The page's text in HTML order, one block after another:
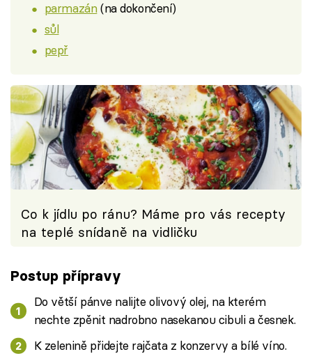
parmazán(na dokončení)
sůl
pepř
Co k jídlu po ránu? Máme pro vás recepty
na teplé snídaně na vidličku
Postup přípravy
Do větší pánve nalijte olivový olej, na kterém
nechte zpěnit nadrobno nasekanou cibuli a česnek.
K zelenině přidejte rajčata z konzervy a bílé víno.